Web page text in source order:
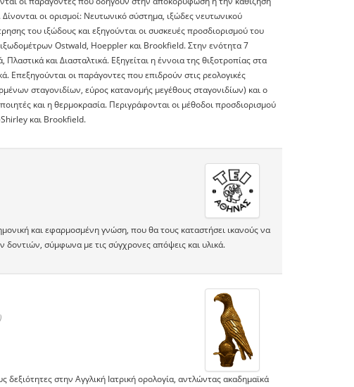
οι ορισμοί: Nευτωνικό σύστημα, ιξώδες νευτωνικού
του ιξώδους και εξηγούνται οι συσκευές προσδιορισμού του
Ostwald, Hoeppler και Brookfield. Στην ενότητα 7
και Διασταλτικά. Εξηγείται η έννοια της θιξοτροπίας στα
Επεξηγούνται οι παράγοντες που επιδρούν στις ρεολογικές
σταγονιδίων, εύρος κατανομής μεγέθους σταγονιδίων) και ο
και η θερμοκρασία. Περιγράφονται οι μέθοδοι προσδιορισμού
και Brookfield.
και εφαρμοσμένη γνώση, που θα τους καταστήσει ικανούς να
σύμφωνα με τις σύγχρονες απόψεις και υλικά.
στην Αγγλική Ιατρική ορολογία, αντλώντας ακαδημαϊκά